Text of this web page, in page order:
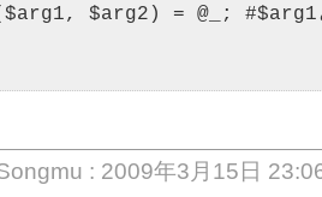
$arg2) = @_; #$arg1と
: 2009年3月15日